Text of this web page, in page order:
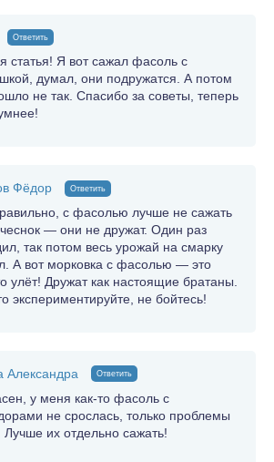
Ответить
статья! Я вот сажал фасоль с
думал, они подружатся. А потом
не так. Спасибо за советы, теперь
Фёдор Ответить
с фасолью лучше не сажать
чеснок — они не дружат. Один раз
так потом весь урожай на смарку
А вот морковка с фасолью — это
улёт! Дружат как настоящие братаны.
экспериментируйте, не бойтесь!
Александра Ответить
у меня как-то фасоль с
не срослась, только проблемы
их отдельно сажать!